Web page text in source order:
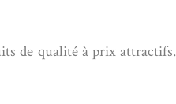
de qualité à prix attractifs.